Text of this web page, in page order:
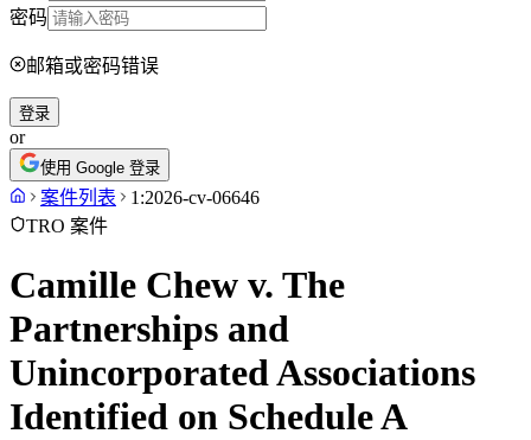
密码
邮箱或密码错误
登录
or
使用 Google 登录
案件列表
1:2026-cv-06646
TRO 案件
Camille Chew v. The
Partnerships and
Unincorporated Associations
Identified on Schedule A